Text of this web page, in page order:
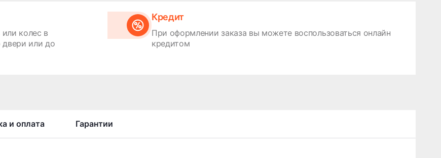
колес в
или до
Кредит
При оформлении заказа вы можете воспользоваться онлайн
кредитом
и оплата Гарантии